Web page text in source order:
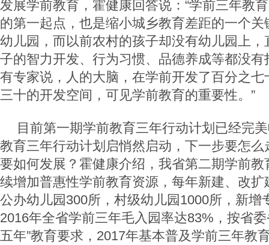
发展学前教育，霍健康回答说：“学前三年教
的第一起点，也是缩小城乡教育差距的一个
幼儿园，而以前农村的孩子却没有幼儿园上
子的智力开发、行为习惯、品德养成等都没
有专家说，人的大脑，在学前开发了百分之
三十的开发空间，可见学前教育的重要性。”
目前第一期学前教育三年行动计划已经完
教育三年行动计划启悄然启动，下一步要怎
要如何发展？霍健康介绍，我省第二期学前
续增加普惠性学前教育资源，每年新建、改
公办幼儿园300所，村级幼儿园1000所，新增
2016年全省学前三年毛入园率达83%，按省
五年”教育要求，2017年基本普及学前三年教